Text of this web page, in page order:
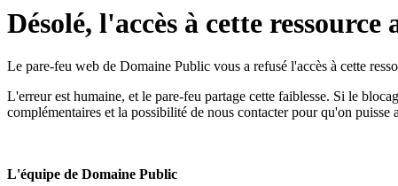
Désolé, l'accès à cette ressource
Le pare-feu web de Domaine Public vous a refusé l'accès à cette
L'erreur est humaine, et le pare-feu partage cette faiblesse. Si le
complémentaires et la possibilité de nous contacter pour qu'on puisse
L'équipe de Domaine Public